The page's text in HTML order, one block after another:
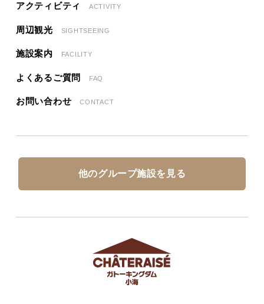
アクティビティ ACTIVITY
周辺観光 SIGHTSEEING
施設案内 FACILITY
よくあるご質問 FAQ
お問い合わせ CONTACT
他のグループ施設を見る